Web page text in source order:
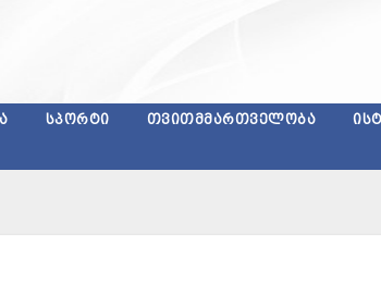
ᲡᲞᲝᲠᲢᲘ ᲗᲕᲘᲗᲛᲛᲐᲠᲗᲕᲔᲚᲝᲑᲐ